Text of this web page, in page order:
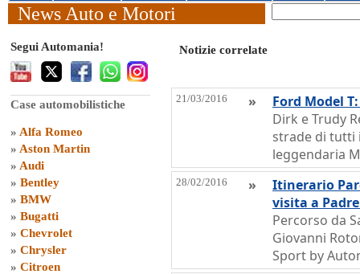
News Auto e Motori
Segui Automania!
Case automobilistiche
» Alfa Romeo
» Aston Martin
» Audi
» Bentley
» BMW
» Bugatti
» Chevrolet
» Chrysler
» Citroen
Notizie correlate
21/03/2016 »
Ford Model
Dirk e Trudy
strade di tutti
leggendaria
28/02/2016 »
Itinerario
visita a
Percorso da
Giovanni
Sport by